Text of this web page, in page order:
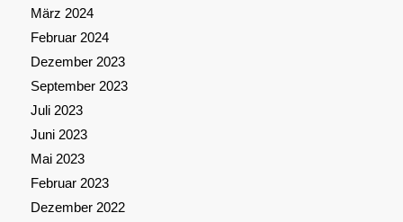
März 2024
Februar 2024
Dezember 2023
September 2023
Juli 2023
Juni 2023
Mai 2023
Februar 2023
Dezember 2022